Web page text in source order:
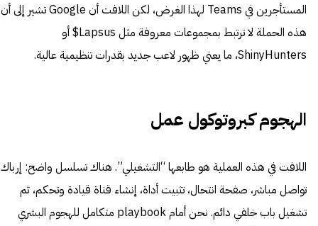
المستأجرين في Teams لهذا الغرض، لكن اللافت أن Google تشير إلى أن
هذه الحملة لا ترتبط بمجموعات معروفة مثل Lapsus$ أو
ShinyHunters، ما يعني ظهور لاعب جديد بقدرات تنظيمية عالية.
الهجوم كبروتوكول عمل
اللافت في هذه العملية هو طابعها “التشغيلي”. هناك تسلسل واضح:
تواصل مباشر، صفحة انتحال، تثبيت أداة، إنشاء قناة قيادة وتحكم، ثم
تشغيل باب خلفي دائم. نحن أمام playbook متكامل للهجوم البشري